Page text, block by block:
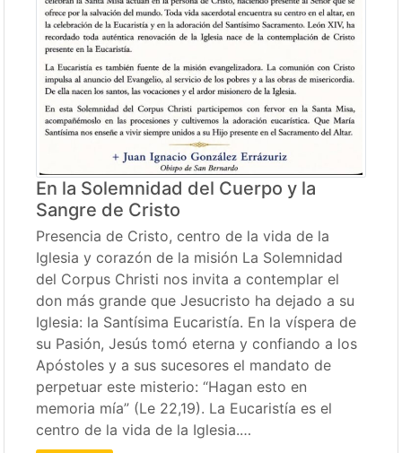
En la Solemnidad del Cuerpo y la
Sangre de Cristo
Presencia de Cristo, centro de la vida de la
Iglesia y corazón de la misión La Solemnidad
del Corpus Christi nos invita a contemplar el
don más grande que Jesucristo ha dejado a su
Iglesia: la Santísima Eucaristía. En la víspera de
su Pasión, Jesús tomó eterna y confiando a los
Apóstoles y a sus sucesores el mandato de
perpetuar este misterio: “Hagan esto en
memoria mía” (Le 22,19). La Eucaristía es el
centro de la vida de la Iglesia.…